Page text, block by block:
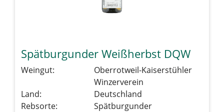
Spätburgunder Weißherbst DQW
Weingut:
Oberrotweil-Kaiserstühler
Winzerverein
Land:
Deutschland
Rebsorte:
Spätburgunder